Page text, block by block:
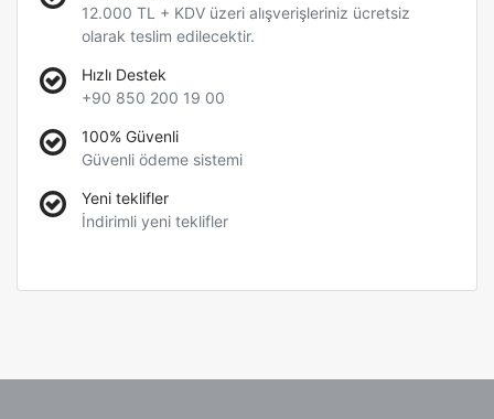
12.000 TL + KDV üzeri alışverişleriniz ücretsiz
olarak teslim edilecektir.
Hızlı Destek
+90 850 200 19 00
100% Güvenli
Güvenli ödeme sistemi
Yeni teklifler
İndirimli yeni teklifler